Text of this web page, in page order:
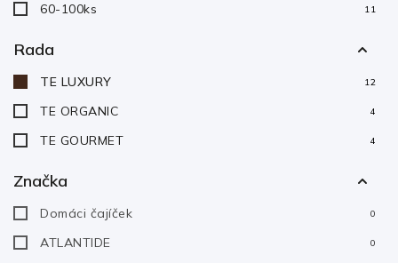
60-100ks 11
Rada
TE LUXURY 12
TE ORGANIC 4
TE GOURMET 4
Značka
Domáci čajíček 0
ATLANTIDE 0